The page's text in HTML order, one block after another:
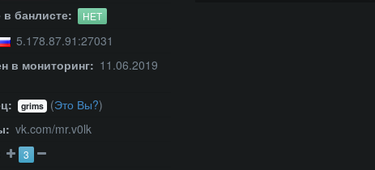
банлисте: НЕТ
5.178.87.91:27031
в мониторинг: 11.06.2019
grims (Это Вы?)
vk.com/mr.v0lk
3